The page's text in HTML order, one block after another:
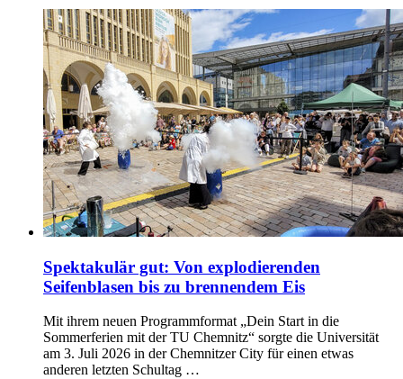
Spektakulär gut: Von explodierenden
Seifenblasen bis zu brennendem Eis
Mit ihrem neuen Programmformat „Dein Start in die
Sommerferien mit der TU Chemnitz“ sorgte die Universität
am 3. Juli 2026 in der Chemnitzer City für einen etwas
anderen letzten Schultag …